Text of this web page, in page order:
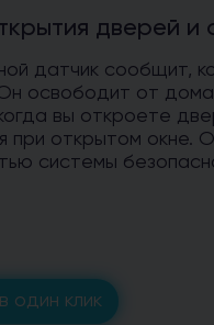
дверей и
датчик сообщит,
освободит от
вы откроете
при открытом окне.
системы
один клик